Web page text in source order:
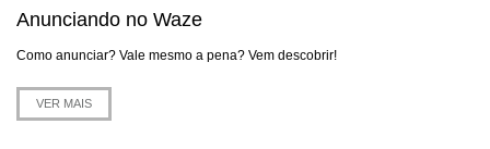
Anunciando no Waze
Como anunciar? Vale mesmo a pena? Vem descobrir!
VER MAIS